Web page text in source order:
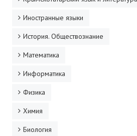
Иностранные языки
История. Обществознание
Математика
Информатика
Физика
Химия
Биология